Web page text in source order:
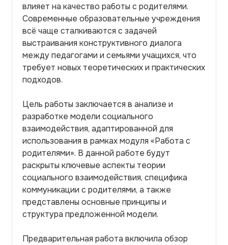
влияет на качество работы с родителями.
Современные образовательные учреждения
всё чаще сталкиваются с задачей
выстраивания конструктивного диалога
между педагогами и семьями учащихся, что
требует новых теоретических и практических
подходов.
Цель работы заключается в анализе и
разработке модели социального
взаимодействия, адаптированной для
использования в рамках модуля «Работа с
родителями». В данной работе будут
раскрыты ключевые аспекты теории
социального взаимодействия, специфика
коммуникации с родителями, а также
представлены основные принципы и
структура предложенной модели.
Предварительная работа включила обзор